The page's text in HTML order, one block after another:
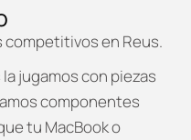
competitivos en Reus.
jugamos con piezas
componentes
tu MacBook o